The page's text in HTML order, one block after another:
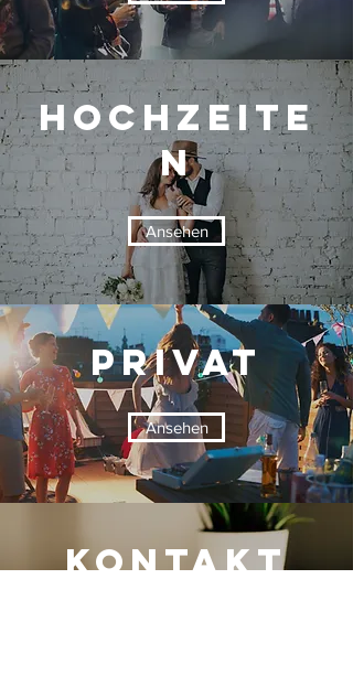
Hochzeite
n
Ansehen
Privat
Ansehen
KONTAKT